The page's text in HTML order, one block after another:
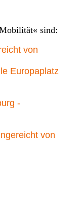
sind:
von
Europaplatz
-
von